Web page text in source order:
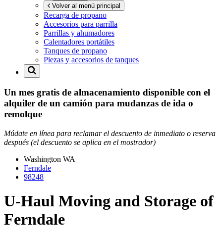
Volver al menú principal
Recarga de propano
Accesorios para parrilla
Parrillas y ahumadores
Calentadores portátiles
Tanques de propano
Piezas y accesorios de tanques
Un mes gratis de almacenamiento disponible con el
alquiler de un camión para mudanzas de ida o
remolque
Múdate en línea para reclamar el descuento de inmediato o reserva
después (el descuento se aplica en el mostrador)
Washington WA
Ferndale
98248
U-Haul Moving and Storage of
Ferndale